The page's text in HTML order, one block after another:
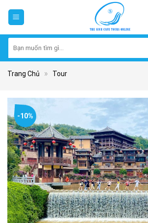
kiếm:
Trang Chủ » Tour
-10%